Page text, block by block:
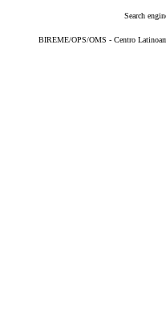
Search
BIREME/OPS/OMS - Centro